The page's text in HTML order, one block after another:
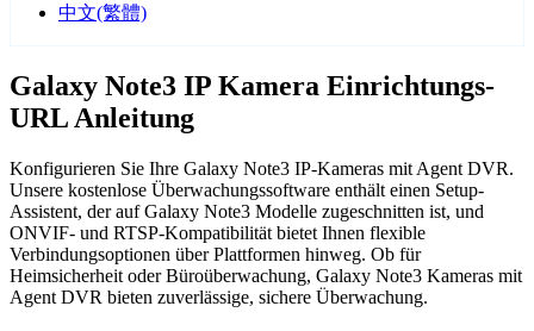
中文(繁體)
Galaxy Note3 IP Kamera Einrichtungs-
URL Anleitung
Konfigurieren Sie Ihre Galaxy Note3 IP-Kameras mit Agent DVR.
Unsere kostenlose Überwachungssoftware enthält einen Setup-
Assistent, der auf Galaxy Note3 Modelle zugeschnitten ist, und
ONVIF- und RTSP-Kompatibilität bietet Ihnen flexible
Verbindungsoptionen über Plattformen hinweg. Ob für
Heimsicherheit oder Büroüberwachung, Galaxy Note3 Kameras mit
Agent DVR bieten zuverlässige, sichere Überwachung.